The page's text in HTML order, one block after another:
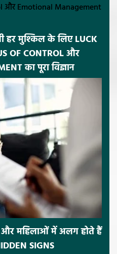
हर मुश्किल के लिए LUCK
OF CONTROL और
का पूरा विज्ञान
और महिलाओं में अलग होते हैं
SIGNS